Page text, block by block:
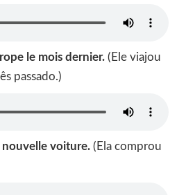
le mois dernier. (Ele viajou
passado.)
nouvelle voiture.(Ela comprou